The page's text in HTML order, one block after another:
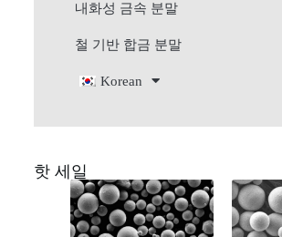
내화성 금속 분말
철 기반 합금 분말
Korean
핫 세일